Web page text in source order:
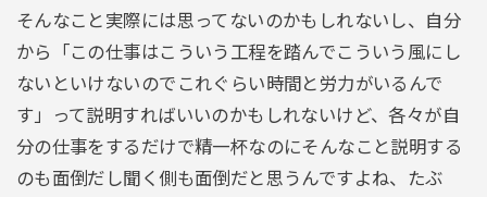
そんなこと実際には思ってないのかもしれないし、自分
から「この仕事はこういう工程を踏んでこういう風にし
ないといけないのでこれぐらい時間と労力がいるんで
す」って説明すればいいのかもしれないけど、各々が自
分の仕事をするだけで精一杯なのにそんなこと説明する
のも面倒だし聞く側も面倒だと思うんですよね、たぶ